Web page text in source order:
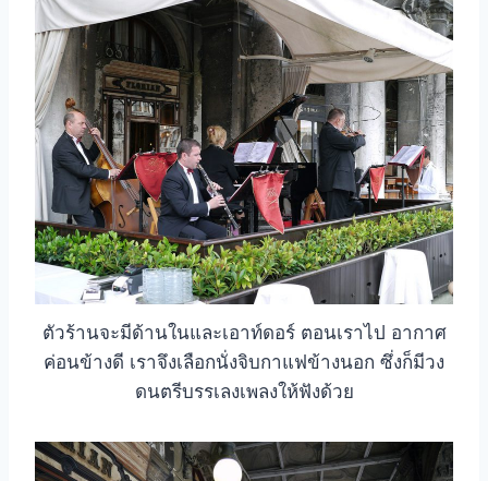
ตัวร้านจะมีด้านในและเอาท์ดอร์ ตอนเราไป อากาศ
ค่อนข้างดี เราจึงเลือกนั่งจิบกาแฟข้างนอก ซึ่งก็มีวง
ดนตรีบรรเลงเพลงให้ฟังด้วย